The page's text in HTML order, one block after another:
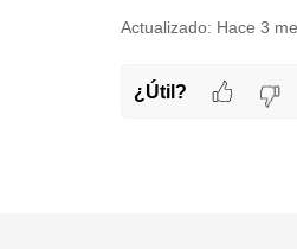
Actualizado: Hace 3
¿Útil?